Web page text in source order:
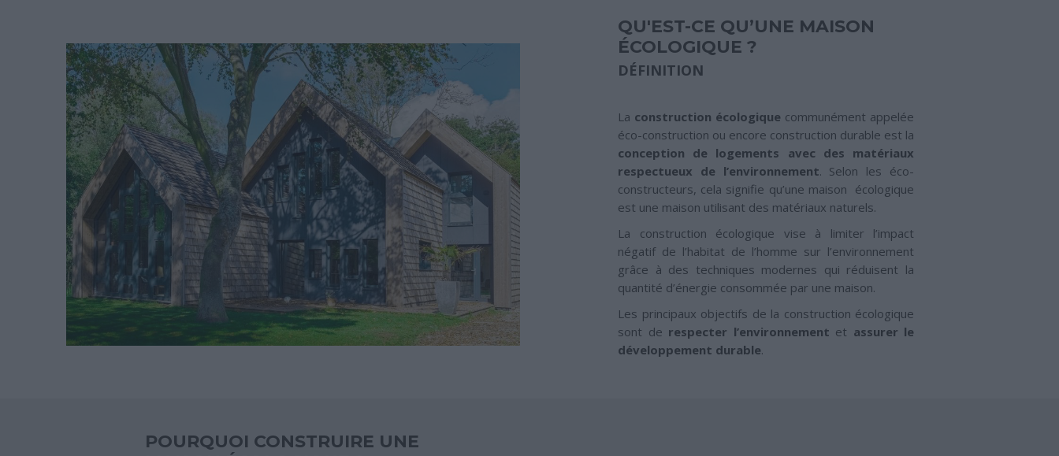
QU'EST-CE QU’UNE MAISON
ÉCOLOGIQUE ?
DÉFINITION
La construction écologique communément appelée
éco-construction ou encore construction durable est la
conception de logements avec des matériaux
respectueux de l’environnement. Selon les éco-
constructeurs, cela signifie qu’une maison écologique
est une maison utilisant des matériaux naturels.
La construction écologique vise à limiter l’impact
négatif de l’habitat de l’homme sur l’environnement
grâce à des techniques modernes qui réduisent la
quantité d’énergie consommée par une maison.
Les principaux objectifs de la construction écologique
sont de respecter l’environnement et assurer le
développement durable.
POURQUOI CONSTRUIRE UNE